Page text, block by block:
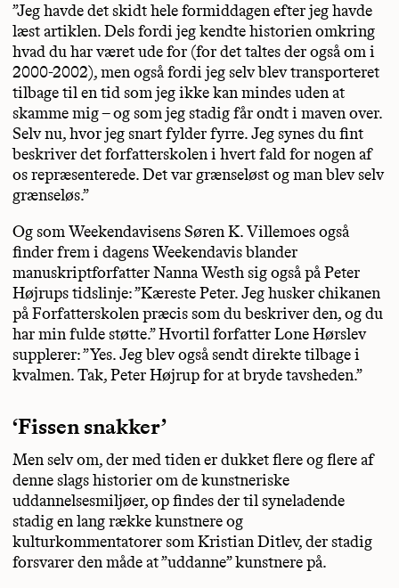
”Jeg havde det skidt hele formiddagen efter jeg havde
læst artiklen. Dels fordi jeg kendte historien omkring
hvad du har været ude for (for det taltes der også om i
2000-2002), men også fordi jeg selv blev transporteret
tilbage til en tid som jeg ikke kan mindes uden at
skamme mig – og som jeg stadig får ondt i maven over.
Selv nu, hvor jeg snart fylder fyrre. Jeg synes du fint
beskriver det forfatterskolen i hvert fald for nogen af
os repræsenterede. Det var grænseløst og man blev selv
grænseløs.”
Og som Weekendavisens Søren K. Villemoes også
finder frem i dagens Weekendavis blander
manuskriptforfatter Nanna Westh sig også på Peter
Højrups tidslinje: ”Kæreste Peter. Jeg husker chikanen
på Forfatterskolen præcis som du beskriver den, og du
har min fulde støtte.” Hvortil forfatter Lone Hørslev
supplerer: ”Yes. Jeg blev også sendt direkte tilbage i
kvalmen. Tak, Peter Højrup for at bryde tavsheden.”
‘Fissen snakker’
Men selv om, der med tiden er dukket flere og flere af
denne slags historier om de kunstneriske
uddannelsesmiljøer, op findes der til syneladende
stadig en lang række kunstnere og
kulturkommentatorer som Kristian Ditlev, der stadig
forsvarer den måde at ”uddanne” kunstnere på.